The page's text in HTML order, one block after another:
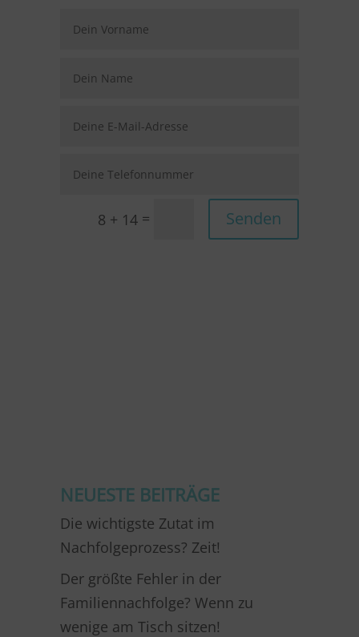
8 + 14 = Senden
NEUESTE BEITRÄGE
Die wichtigste Zutat im
Nachfolgeprozess? Zeit!
Der größte Fehler in der
Familiennachfolge? Wenn zu
wenige am Tisch sitzen!